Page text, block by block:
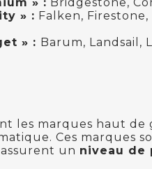
» : Falken,
» : Barum, Landsail,
les marques haut
Ces marques
un niveau de